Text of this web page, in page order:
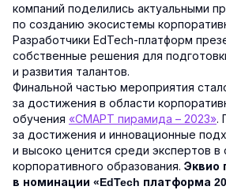
компаний поделились актуальными
по созданию экосистемы
Разработчики EdTech-платформ
собственные решения для
и развития талантов.
Финальной частью мероприятия
за достижения в области
обучения «СМАРТ пирамида – 2023».
за достижения и инновационные
и высоко ценится среди экспертов в
корпоративного образования. Эквио
в номинации «EdTech платформа